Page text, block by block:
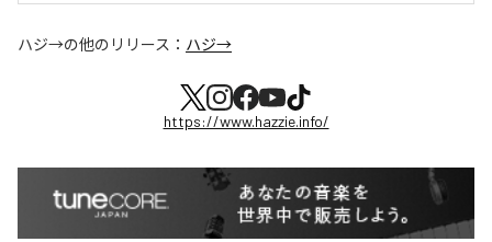
ハジ→の他のリリース： ハジ→
https://www.hazzie.info/